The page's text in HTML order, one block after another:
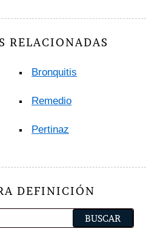
RELACIONADAS
Bronquitis
Remedio
Pertinaz
DEFINICIÓN